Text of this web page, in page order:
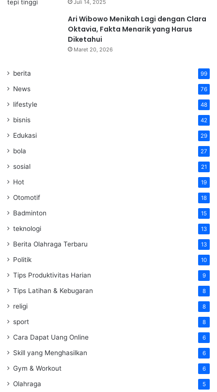
Juli 14, 2025
Ari Wibowo Menikah Lagi dengan Clara
Oktavia, Fakta Menarik yang Harus
Diketahui
Maret 20, 2026
berita 99
News 76
lifestyle 48
bisnis 42
Edukasi 29
bola 27
sosial 21
Hot 19
Otomotif 18
Badminton 15
teknologi 13
Berita Olahraga Terbaru 13
Politik 10
Tips Produktivitas Harian 9
Tips Latihan & Kebugaran 8
religi 8
sport 8
Cara Dapat Uang Online 6
Skill yang Menghasilkan 6
Gym & Workout 6
Olahraga 5